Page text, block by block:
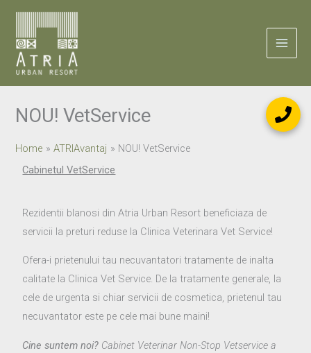
content
NOU! VetService
Home ATRIAvantaj
NOU! VetService
Cabinetul VetService
Rezidentii blanosi din Atria Urban Resort beneficiaza de
servicii la preturi reduse la Clinica Veterinara Vet Service!
Ofera-i prietenului tau necuvantatori tratamente de inalta
calitate la Clinica Vet Service. De la tratamente generale, la
cele de urgenta si chiar servicii de cosmetica, prietenul tau
necuvantator este pe cele mai bune maini!
Cine suntem noi? Cabinet Veterinar Non-Stop Vetservice a